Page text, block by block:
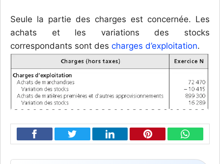
Seule la partie des charges est concernée. Les
achats et les variations des stocks
correspondants sont des charges d’exploitation.